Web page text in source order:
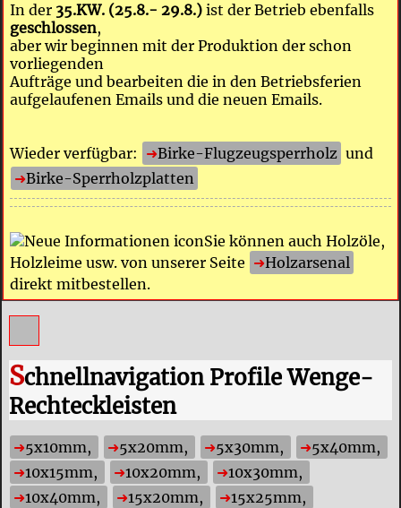
In der 35.KW. (25.8.- 29.8.)ist der Betrieb ebenfalls
geschlossen,
aber wir beginnen mit der Produktion der schon
vorliegenden
Aufträge und bearbeiten die in den Betriebsferien
aufgelaufenen Emails und die neuen Emails.
Wieder verfügbar: Birke-Flugzeugsperrholz und
Birke-Sperrholzplatten
Sie können auch Holzöle,
Holzleime usw. von unserer Seite
Holzarsenal
direkt mitbestellen.
Schnellnavigation Profile Wenge-
Rechteckleisten
5x10mm, 5x20mm, 5x30mm,
5x40mm,
10x15mm,
10x20mm,
10x30mm,
10x40mm,
15x20mm,
15x25mm,